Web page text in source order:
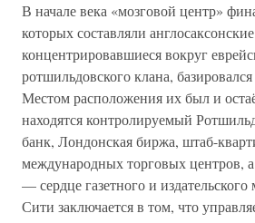
В начале века «мозговой центр»
которых составляли
концентрировавшиеся вокруг
ротшильдовского клана,
Местом расположения их был и
находятся контролируемый
банк, Лондонская биржа, штаб-
международных торговых центров,
— сердце газетного и
Сити заключается в том, что